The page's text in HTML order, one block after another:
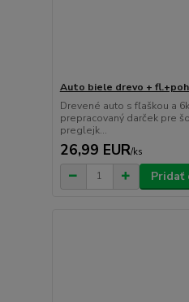
Auto biele drevo +
Drevené auto s fľaškou a
prepracovaný darček pre
preglejk...
26,99 EUR/ks
Pridať